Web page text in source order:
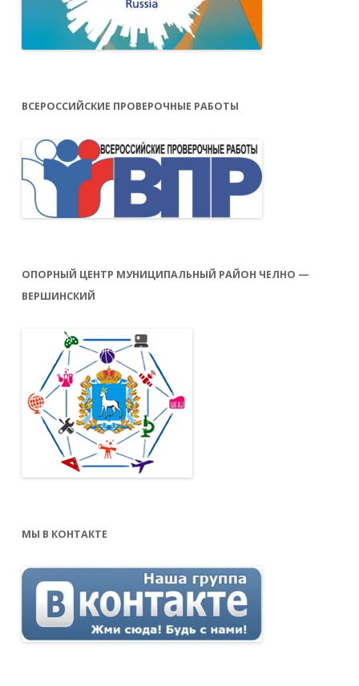
ВСЕРОССИЙСКИЕ ПРОВЕРОЧНЫЕ РАБОТЫ
ОПОРНЫЙ ЦЕНТР МУНИЦИПАЛЬНЫЙ РАЙОН ЧЕЛНО —
ВЕРШИНСКИЙ
МЫ В КОНТАКТЕ